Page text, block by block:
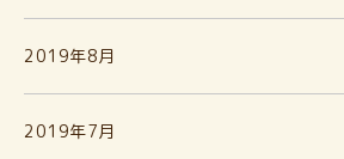
2019年8月
2019年7月